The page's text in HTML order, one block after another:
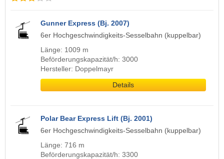
Gunner Express (Bj. 2007)
6er Hochgeschwindigkeits-Sesselbahn (kuppelbar)
Länge: 1009 m
Beförderungskapazität/h: 3000
Hersteller: Doppelmayr
Details
Polar Bear Express Lift (Bj. 2001)
6er Hochgeschwindigkeits-Sesselbahn (kuppelbar)
Länge: 716 m
Beförderungskapazität/h: 3300